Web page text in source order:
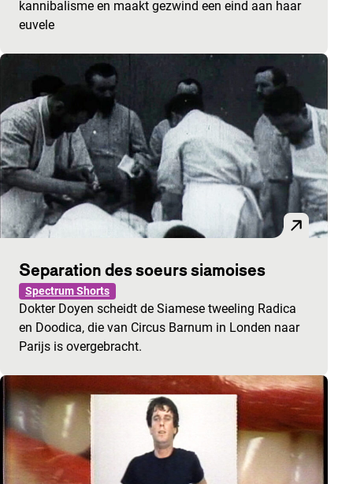
kannibalisme en maakt gezwind een eind aan haar
euvele
Separation des soeurs siamoises
Spectrum Shorts
Dokter Doyen scheidt de Siamese tweeling Radica
en Doodica, die van Circus Barnum in Londen naar
Parijs is overgebracht.